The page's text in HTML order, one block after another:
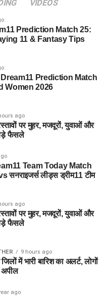
VIDEOS
Prediction Match 25:
11 & Fantasy Tips
Dream11 Prediction Match
Women 2026
ago
पर मुहर, मजदूरों, युवाओं और
फैसले
Team Today Match
सनराइजर्स लीड्स ड्रीम11 टीम
ago
पर मुहर, मजदूरों, युवाओं और
फैसले
9 hours ago
में भारी बारिश का अलर्ट, लोगों
अपील
ago